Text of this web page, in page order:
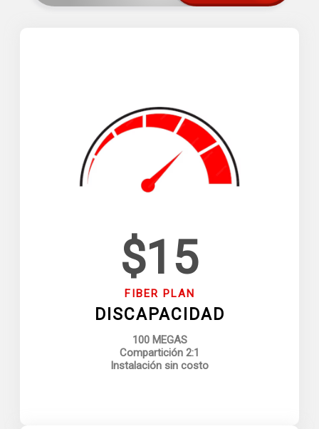
$15
FIBER PLAN
DISCAPACIDAD
100 MEGAS
Compartición 2:1
Instalación sin costo